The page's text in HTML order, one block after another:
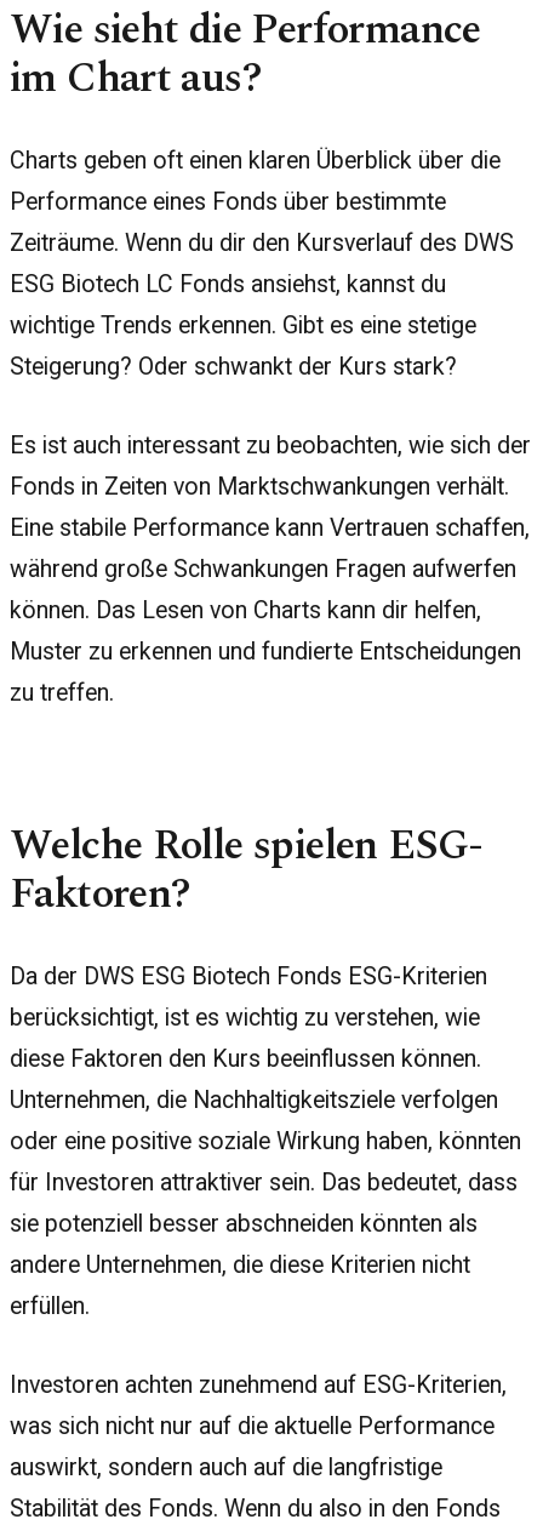
Wie sieht die Performance
im Chart aus?
Charts geben oft einen klaren Überblick über die
Performance eines Fonds über bestimmte
Zeiträume. Wenn du dir den Kursverlauf des DWS
ESG Biotech LC Fonds ansiehst, kannst du
wichtige Trends erkennen. Gibt es eine stetige
Steigerung? Oder schwankt der Kurs stark?
Es ist auch interessant zu beobachten, wie sich der
Fonds in Zeiten von Marktschwankungen verhält.
Eine stabile Performance kann Vertrauen schaffen,
während große Schwankungen Fragen aufwerfen
können. Das Lesen von Charts kann dir helfen,
Muster zu erkennen und fundierte Entscheidungen
zu treffen.
Welche Rolle spielen ESG-
Faktoren?
Da der DWS ESG Biotech Fonds ESG-Kriterien
berücksichtigt, ist es wichtig zu verstehen, wie
diese Faktoren den Kurs beeinflussen können.
Unternehmen, die Nachhaltigkeitsziele verfolgen
oder eine positive soziale Wirkung haben, könnten
für Investoren attraktiver sein. Das bedeutet, dass
sie potenziell besser abschneiden könnten als
andere Unternehmen, die diese Kriterien nicht
erfüllen.
Investoren achten zunehmend auf ESG-Kriterien,
was sich nicht nur auf die aktuelle Performance
auswirkt, sondern auch auf die langfristige
Stabilität des Fonds. Wenn du also in den Fonds